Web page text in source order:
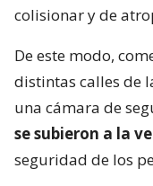
colisionar y de
De este modo,
distintas calles de
una cámara de
se subieron a la
seguridad de los